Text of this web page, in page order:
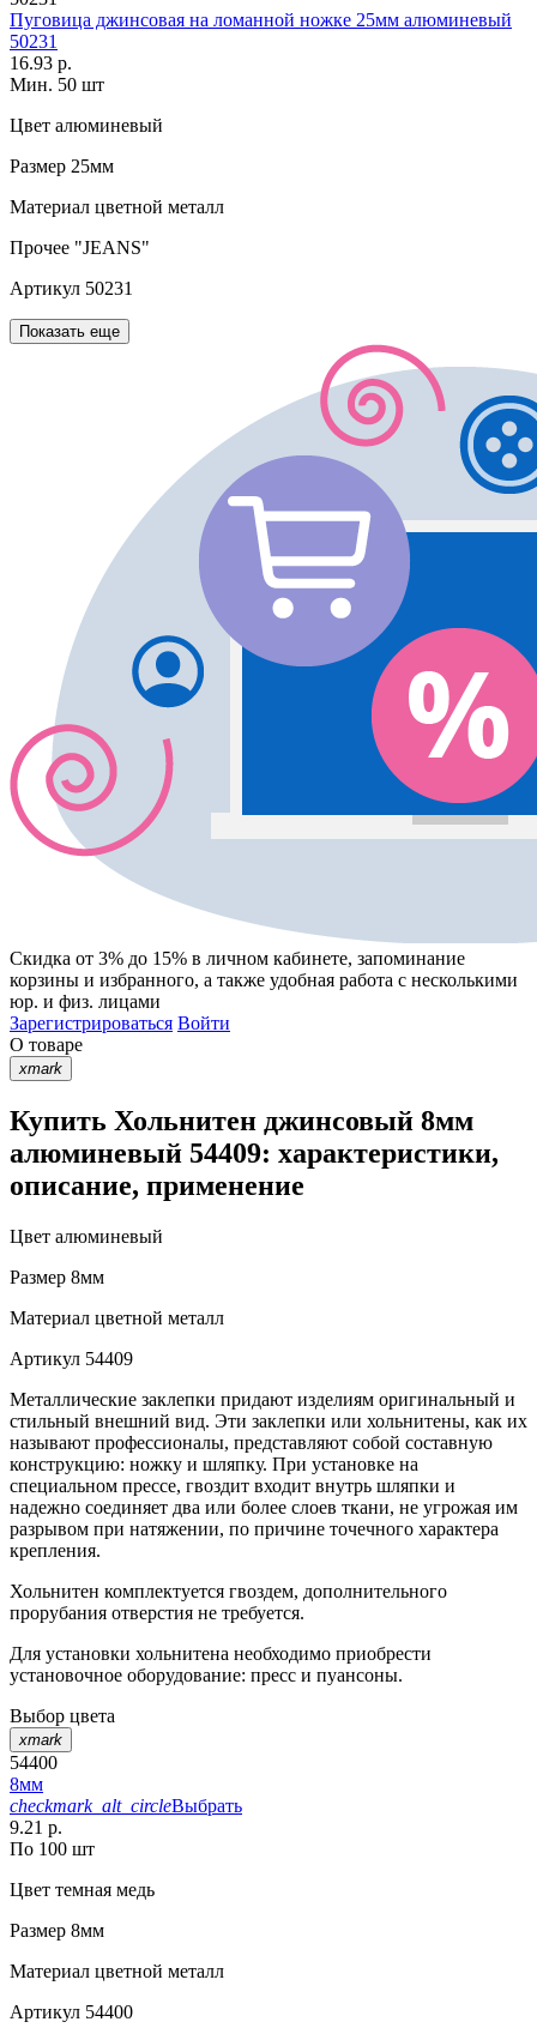
Пуговица джинсовая на ломанной ножке 25мм алюминевый
50231
16.93 р.
Мин. 50 шт
Цвет алюминевый
Размер 25мм
Материал цветной металл
Прочее "JEANS"
Артикул 50231
Показать еще
Скидка от 3% до 15% в личном кабинете, запоминание
корзины и избранного, а также удобная работа с несколькими
юр. и физ. лицами
Зарегистрироваться Войти
О товаре
xmark
Купить Хольнитен джинсовый 8мм
алюминевый 54409: характеристики,
описание, применение
Цвет алюминевый
Размер 8мм
Материал цветной металл
Артикул 54409
Металлические заклепки придают изделиям оригинальный и
стильный внешний вид. Эти заклепки или хольнитены, как их
называют профессионалы, представляют собой составную
конструкцию: ножку и шляпку. При установке на
специальном прессе, гвоздит входит внутрь шляпки и
надежно соединяет два или более слоев ткани, не угрожая им
разрывом при натяжении, по причине точечного характера
крепления.
Хольнитен комплектуется гвоздем, дополнительного
прорубания отверстия не требуется.
Для установки хольнитена необходимо приобрести
установочное оборудование: пресс и пуансоны.
Выбор цвета
xmark
54400
8мм
checkmark_alt_circleВыбрать
9.21 р.
По 100 шт
Цвет темная медь
Размер 8мм
Материал цветной металл
Артикул 54400